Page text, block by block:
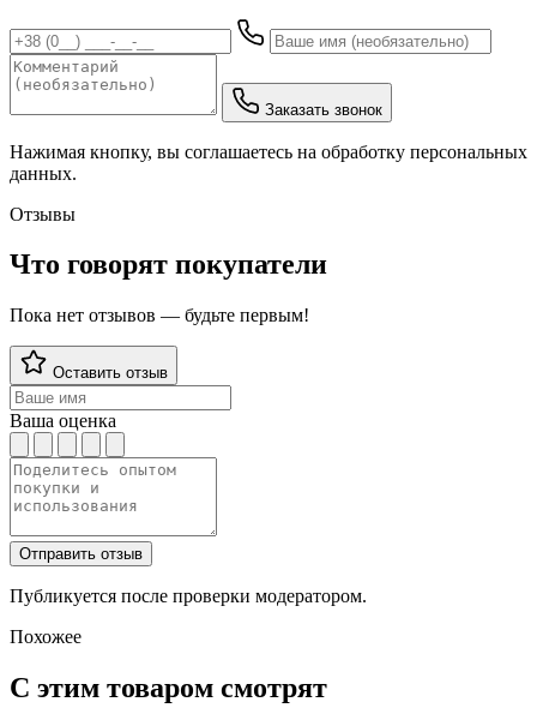
Заказать звонок
Нажимая кнопку, вы соглашаетесь на обработку персональных
данных.
Отзывы
Что говорят покупатели
Пока нет отзывов — будьте первым!
Оставить отзыв
Ваша оценка
Отправить отзыв
Публикуется после проверки модератором.
Похожее
С этим товаром смотрят